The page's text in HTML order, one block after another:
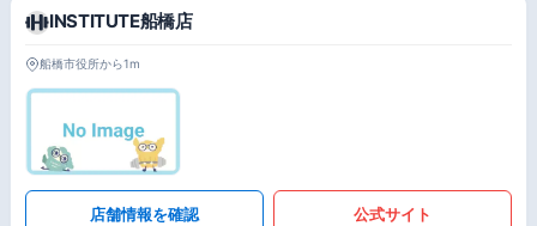
INSTITUTE船橋店
船橋市役所から1m
店舗情報を確認 公式サイト